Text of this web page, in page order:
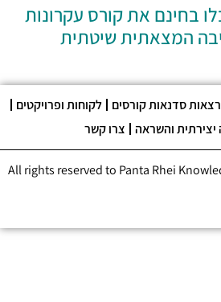
את קורס עקרונות
המצאתית שיטתית
קורסים לקוחות ופרויקטים
והשראה צרו קשר
All rights reserved to Panta Rhei